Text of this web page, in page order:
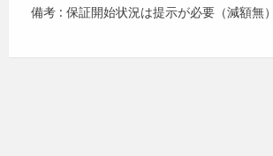
備考 : 保証開始状況は提示が必要（減額無）